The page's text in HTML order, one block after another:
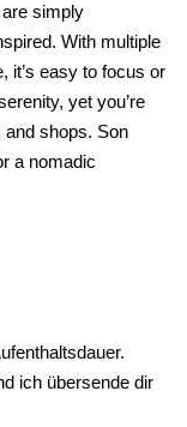
simply
With multiple
it’s easy to focus or
yet you’re
shops. Son
a nomadic
ich übersende dir